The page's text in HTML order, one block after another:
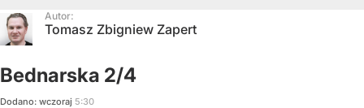
Autor:
Tomasz Zbigniew Zapert
Bednarska 2/4
Dodano: wczoraj 5:30